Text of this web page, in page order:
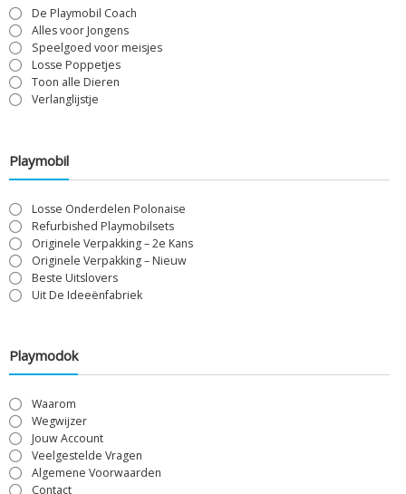
De Playmobil Coach
Alles voor Jongens
Speelgoed voor meisjes
Losse Poppetjes
Toon alle Dieren
Verlanglijstje
Playmobil
Losse Onderdelen Polonaise
Refurbished Playmobilsets
Originele Verpakking – 2e Kans
Originele Verpakking – Nieuw
Beste Uitslovers
Uit De Ideeënfabriek
Playmodok
Waarom
Wegwijzer
Jouw Account
Veelgestelde Vragen
Algemene Voorwaarden
Contact